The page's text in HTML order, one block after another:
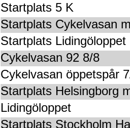
Startplats 5 K
Startplats Cykelvasan
Startplats Lidingöloppet
Cykelvasan 92 8/8
Cykelvasan öppetspår
Startplats Helsingborg
Lidingöloppet
Startplats Stockholm